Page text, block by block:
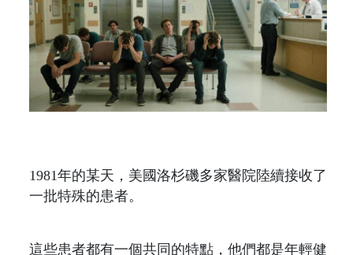
1981年的某天，美國洛杉磯多家醫院陸續接收了
一批特殊的患者。
這些患者都有一個共同的特點，他們都是年輕健